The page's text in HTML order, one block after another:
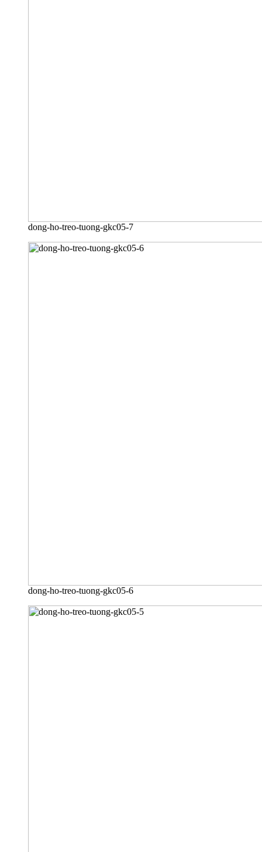
dong-ho-treo-tuong-gkc05-7
dong-ho-treo-tuong-gkc05-6